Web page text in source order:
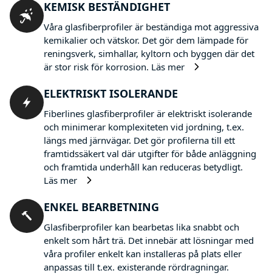
KEMISK BESTÄNDIGHET
Våra glasfiberprofiler är beständiga mot aggressiva
kemikalier och vätskor. Det gör dem lämpade för
reningsverk, simhallar, kyltorn och byggen där det
är stor risk för korrosion. Läs mer
ELEKTRISKT ISOLERANDE
Fiberlines glasfiberprofiler är elektriskt isolerande
och minimerar komplexiteten vid jordning, t.ex.
längs med järnvägar. Det gör profilerna till ett
framtidssäkert val där utgifter för både anläggning
och framtida underhåll kan reduceras betydligt.
Läs mer
ENKEL BEARBETNING
Glasfiberprofiler kan bearbetas lika snabbt och
enkelt som hårt trä. Det innebär att lösningar med
våra profiler enkelt kan installeras på plats eller
anpassas till t.ex. existerande rördragningar.